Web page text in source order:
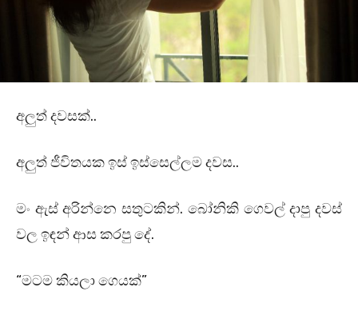
අලුත් දවසක්..
අලුත් ජීවිතයක ඉස් ඉස්සෙල්ලම දවස..
මං ඇස් අරින්නෙ සතුටකින්. බෝනිකි ගෙවල් දාපු දවස්
වල ඉඳන් ආස කරපු දේ.
“මටම කියලා ගෙයක්”